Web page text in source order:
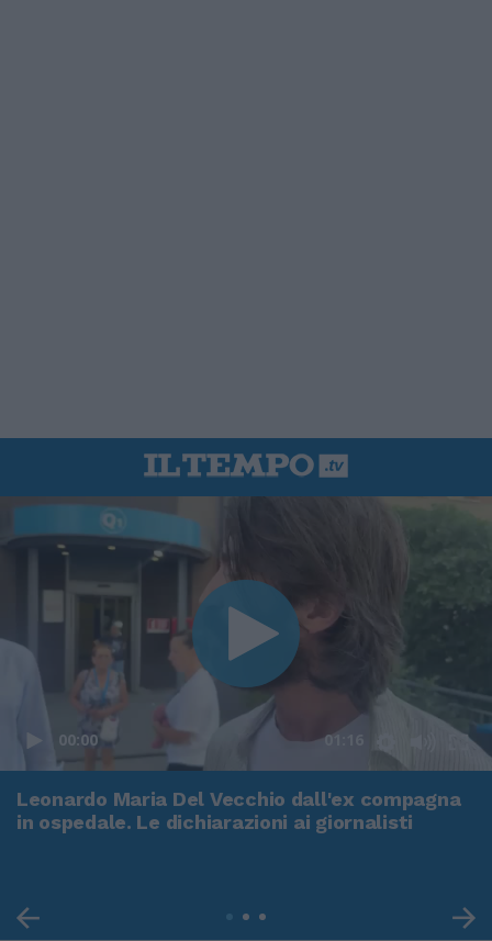
00:00 01:16
Leonardo Maria Del Vecchio dall'ex compagna
in ospedale. Le dichiarazioni ai giornalisti